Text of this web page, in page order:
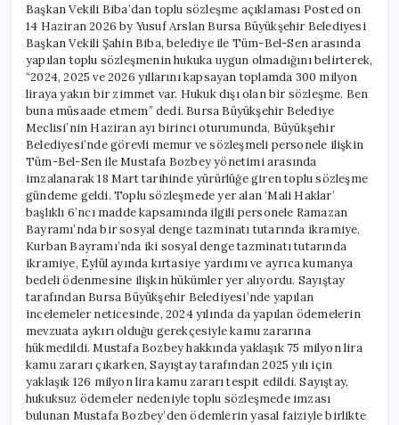
açıklaması
için
Başkan Vekili Biba’dan toplu sözleşme açıklaması Posted on
14 Haziran 2026 by Yusuf Arslan Bursa Büyükşehir Belediyesi
Başkan Vekili Şahin Biba, belediye ile Tüm-Bel-Sen arasında
yapılan toplu sözleşmenin hukuka uygun olmadığını belirterek,
“2024, 2025 ve 2026 yıllarını kapsayan toplamda 300 milyon
liraya yakın bir zimmet var. Hukuk dışı olan bir sözleşme. Ben
buna müsaade etmem” dedi. Bursa Büyükşehir Belediye
Meclisi’nin Haziran ayı birinci oturumunda, Büyükşehir
Belediyesi’nde görevli memur ve sözleşmeli personele ilişkin
Tüm-Bel-Sen ile Mustafa Bozbey yönetimi arasında
imzalanarak 18 Mart tarihinde yürürlüğe giren toplu sözleşme
gündeme geldi. Toplu sözleşmede yer alan ‘Mali Haklar’
başlıklı 6’ncı madde kapsamında ilgili personele Ramazan
Bayramı’nda bir sosyal denge tazminatı tutarında ikramiye,
Kurban Bayramı’nda iki sosyal denge tazminatı tutarında
ikramiye, Eylül ayında kırtasiye yardımı ve ayrıca kumanya
bedeli ödenmesine ilişkin hükümler yer alıyordu. Sayıştay
tarafından Bursa Büyükşehir Belediyesi’nde yapılan
incelemeler neticesinde, 2024 yılında da yapılan ödemelerin
mevzuata aykırı olduğu gerekçesiyle kamu zararına
hükmedildi. Mustafa Bozbey hakkında yaklaşık 75 milyon lira
kamu zararı çıkarken, Sayıştay tarafından 2025 yılı için
yaklaşık 126 milyon lira kamu zararı tespit edildi. Sayıştay,
hukuksuz ödemeler nedeniyle toplu sözleşmede imzası
bulunan Mustafa Bozbey’den ödemlerin yasal faiziyle birlikte